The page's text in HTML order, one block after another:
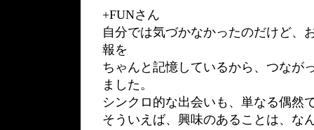
+FUNさん
自分では気づかなかったのだけど、
報を
ちゃんと記憶しているから、つなが
ました。
シンクロ的な出会いも、単なる偶然
そういえば、興味のあることは、な